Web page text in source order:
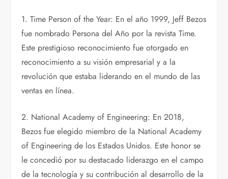
1. Time Person of the Year: En el año 1999, Jeff Bezos
fue nombrado Persona del Año por la revista Time.
Este prestigioso reconocimiento fue otorgado en
reconocimiento a su visión empresarial y a la
revolución que estaba liderando en el mundo de las
ventas en línea.
2. National Academy of Engineering: En 2018,
Bezos fue elegido miembro de la National Academy
of Engineering de los Estados Unidos. Este honor se
le concedió por su destacado liderazgo en el campo
de la tecnología y su contribución al desarrollo de la